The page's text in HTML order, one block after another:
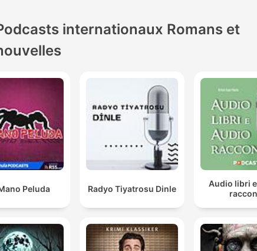
internationaux Romans et
Peluda Radyo Tiyatrosu Dinle
Audio libri